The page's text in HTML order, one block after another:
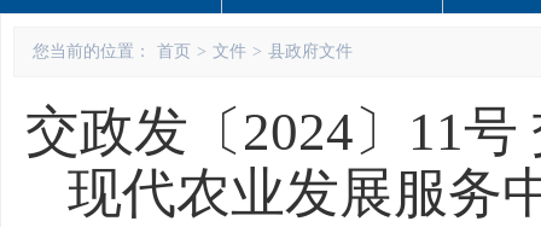
您当前的位置： 首页 > 文件 > 县政府文件
交政发〔2024〕11
现代农业发展服务